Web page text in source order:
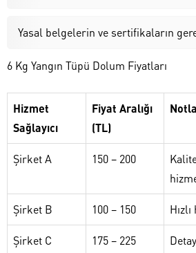
Yasal belgelerin ve sertifikaların
6 Kg Yangın Tüpü Dolum Fiyatları
Hizmet
Sağlayıcı
Fiyat Aralığı
(TL)
Şirket A 150 – 200
Şirket B 100 – 150
Şirket C 175 – 225